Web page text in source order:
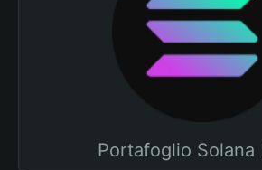
Portafoglio Solana